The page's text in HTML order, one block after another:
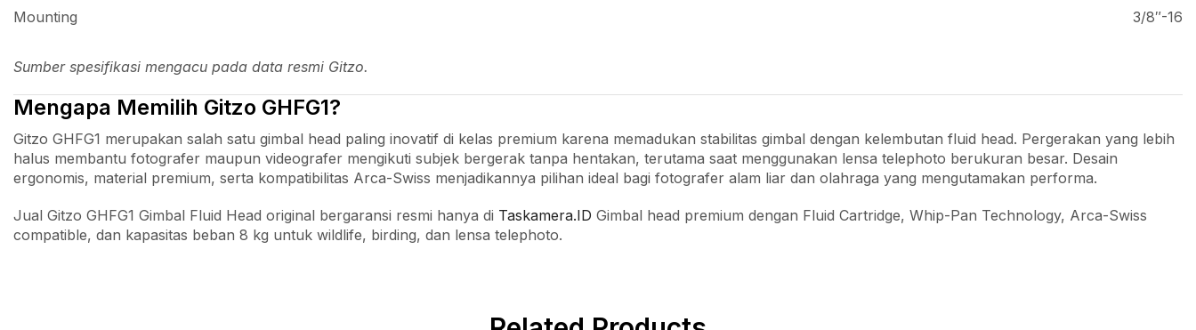
Mounting 3/8″-16
Sumber spesifikasi mengacu pada data resmi Gitzo.
Mengapa Memilih Gitzo GHFG1?
Gitzo GHFG1 merupakan salah satu gimbal head paling inovatif di kelas premium karena memadukan stabilitas gimbal dengan kelembutan fluid head. Pergerakan yang lebih
halus membantu fotografer maupun videografer mengikuti subjek bergerak tanpa hentakan, terutama saat menggunakan lensa telephoto berukuran besar. Desain
ergonomis, material premium, serta kompatibilitas Arca-Swiss menjadikannya pilihan ideal bagi fotografer alam liar dan olahraga yang mengutamakan performa.
Jual Gitzo GHFG1 Gimbal Fluid Head original bergaransi resmi hanya di Taskamera.ID Gimbal head premium dengan Fluid Cartridge, Whip-Pan Technology, Arca-Swiss
compatible, dan kapasitas beban 8 kg untuk wildlife, birding, dan lensa telephoto.